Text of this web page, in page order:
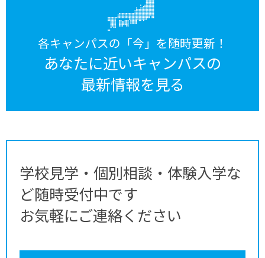
各キャンパスの「今」を随時更新！
あなたに近いキャンパスの
最新情報を見る
学校見学・個別相談・体験入学な
ど随時受付中です
お気軽にご連絡ください